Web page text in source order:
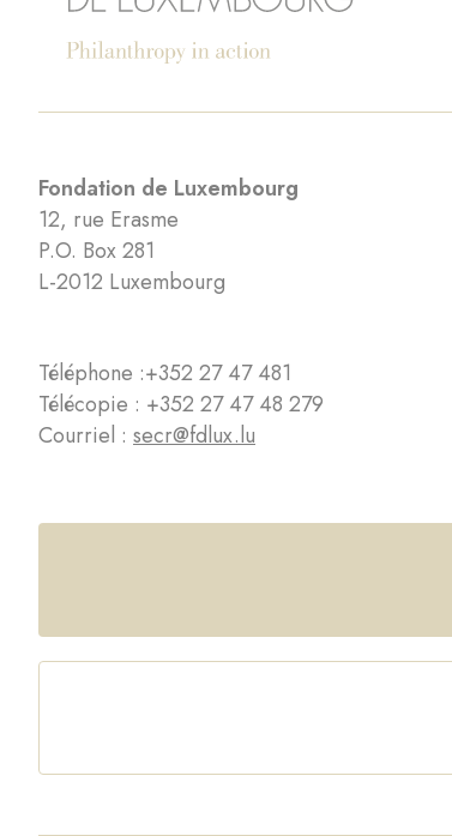
Fondation de Luxembourg
12, rue Erasme
P.O. Box 281
L-2012 Luxembourg
Téléphone :+352 27 47 481
Télécopie : +352 27 47 48 279
Courriel : secr@fdlux.lu